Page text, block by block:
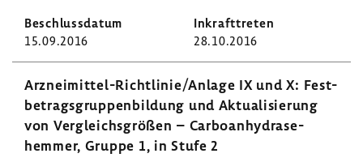
15.09.2016 28.10.2016
Arzneimittel-​Richtlinie/Anlage IX und X: Fest­
be­trags­grup­pen­bil­dung und Aktua­li­sie­rung
von Vergleichs­größen – Carboan­hy­dra­se­
hemmer, Gruppe 1, in Stufe 2